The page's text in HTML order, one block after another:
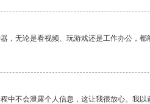
，无论是看视频、玩游戏还是工作办公，都
中不会泄露个人信息，这让我很放心。我